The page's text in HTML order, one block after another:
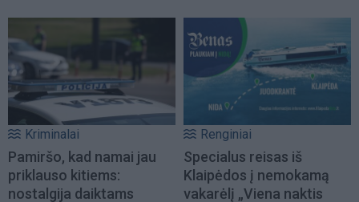
Kriminalai
Pamiršo, kad namai jau
priklauso kitiems:
nostalgija daiktams
Renginiai
Specialus reisas iš
Klaipėdos į nemokamą
vakarėlį „Viena naktis